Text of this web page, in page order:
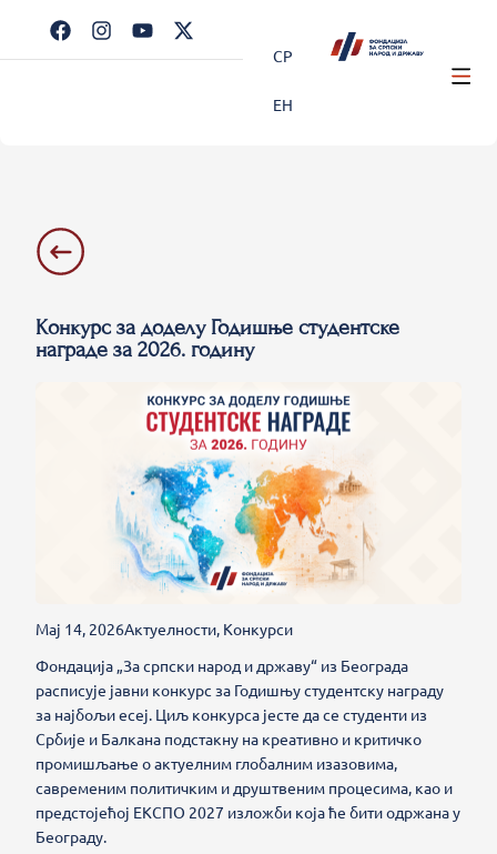
СР
ЕН
Kонкурс за доделу Годишње студентске
награде за 2026. годину
Мај 14, 2026Актуелности, Конкурси
Фондација „За српски народ и државу“ из Београда
расписује јавни конкурс за Годишњу студентску награду
за најбољи есеј. Циљ конкурса јесте да се студенти из
Србије и Балкана подстакну на креативно и критичко
промишљање о актуелним глобалним изазовима,
савременим политичким и друштвеним процесима, као и
предстојећој ЕКСПО 2027 изложби која ће бити одржана у
Београду.